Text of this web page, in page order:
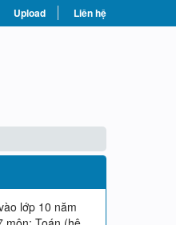
Upload Liên hệ
lớp 10 năm